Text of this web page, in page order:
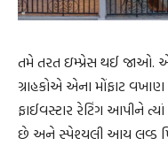
તમે તરત ઇમ્પ્રેસ થઈ જાઓ.
ગ્રાહકોએ એના મોંફાટ
ફાઈવસ્ટાર રેટિંગ આપીને
છે અને સ્પેશ્યલી આય લવ્ડ